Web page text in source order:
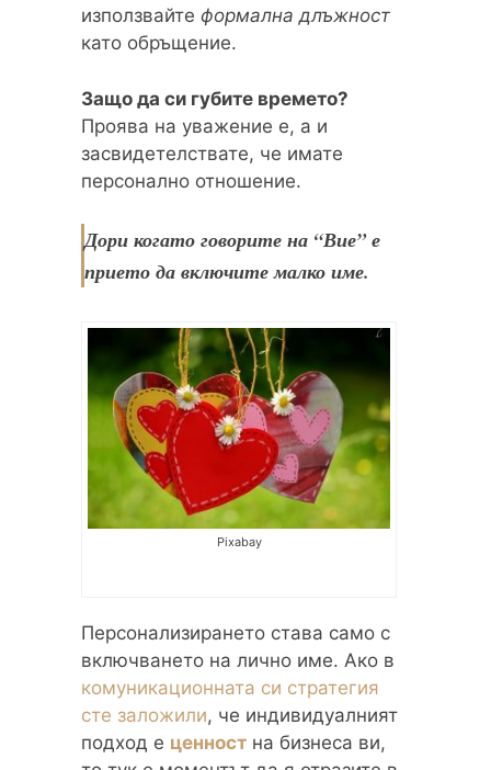
използвайте формална длъжност
като обръщение.
Защо да си губите времето?
Проява на уважение е, а и
засвидетелствате, че имате
персонално отношение.
Дори когато говорите на “Вие” е
прието да включите малко име.
Pixabay
Персонализирането става само с
включването на лично име. Ако в
комуникационната си стратегия
сте заложили, че индивидуалният
подход е ценност на бизнеса ви,